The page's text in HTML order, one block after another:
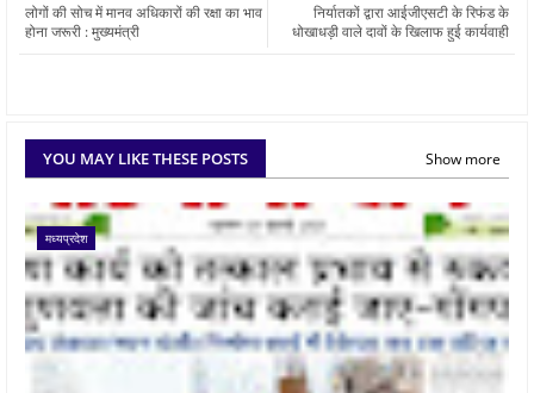
निर्यातकों द्वारा आईजीएसटी के रिफंड के
धोखाधड़ी वाले दावों के खिलाफ हुई कार्यवाही
लोगों की सोच में मानव अधिकारों की रक्षा का भाव
होना जरूरी : मुख्यमंत्री
YOU MAY LIKE THESE POSTS Show more
मध्यप्रदेश